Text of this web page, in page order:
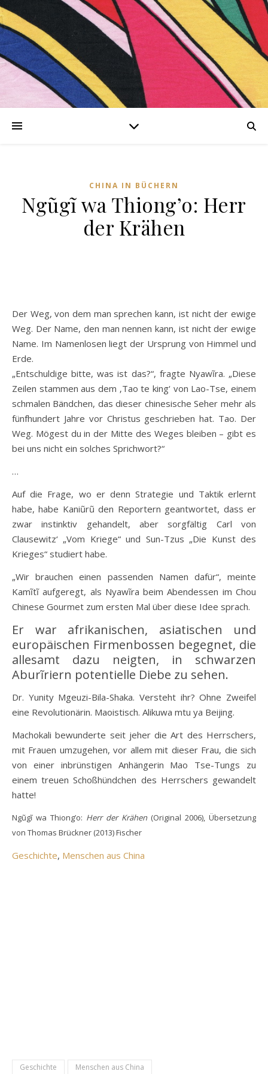
CHINA IN BÜCHERN
Ngũgĩ wa Thiong’o: Herr
der Krähen
Der Weg, von dem man sprechen kann, ist nicht der ewige
Weg. Der Name, den man nennen kann, ist nicht der ewige
Name. Im Namenlosen liegt der Ursprung von Himmel und
Erde.
„Entschuldige bitte, was ist das?“, fragte Nyawĩra. „Diese
Zeilen stammen aus dem ‚Tao te king‘ von Lao-Tse, einem
schmalen Bändchen, das dieser chinesische Seher mehr als
fünfhundert Jahre vor Christus geschrieben hat. Tao. Der
Weg. Mögest du in der Mitte des Weges bleiben – gibt es
bei uns nicht ein solches Sprichwort?“
…
Auf die Frage, wo er denn Strategie und Taktik erlernt
habe, habe Kaniũrũ den Reportern geantwortet, dass er
zwar instinktiv gehandelt, aber sorgfältig Carl von
Clausewitz‘ „Vom Kriege“ und Sun-Tzus „Die Kunst des
Krieges“ studiert habe.
„Wir brauchen einen passenden Namen dafür“, meinte
Kamĩtĩ aufgeregt, als Nyawĩra beim Abendessen im Chou
Chinese Gourmet zum ersten Mal über diese Idee sprach.
Er war afrikanischen, asiatischen und
europäischen Firmenbossen begegnet, die
allesamt dazu neigten, in schwarzen
Aburĩriern potentielle Diebe zu sehen.
Dr. Yunity Mgeuzi-Bila-Shaka. Versteht ihr? Ohne Zweifel
eine Revolutionärin. Maoistisch. Alikuwa mtu ya Beijing.
Machokali bewunderte seit jeher die Art des Herrschers,
mit Frauen umzugehen, vor allem mit dieser Frau, die sich
von einer inbrünstigen Anhängerin Mao Tse-Tungs zu
einem treuen Schoßhündchen des Herrschers gewandelt
hatte!
Ngũgĩ wa Thiong’o: Herr der Krähen (Original 2006), Übersetzung
von Thomas Brückner (2013) Fischer
Geschichte, Menschen aus China
Geschichte Menschen aus China